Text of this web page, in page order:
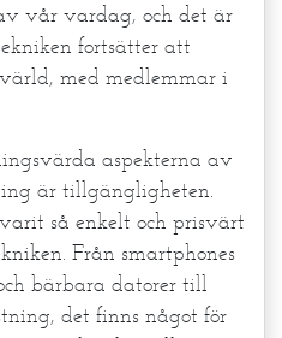
vår vardag, och det är
fortsätter att
med medlemmar i
aspekterna av
är tillgängligheten.
så enkelt och prisvärt
Från smartphones
bärbara datorer till
det finns något för